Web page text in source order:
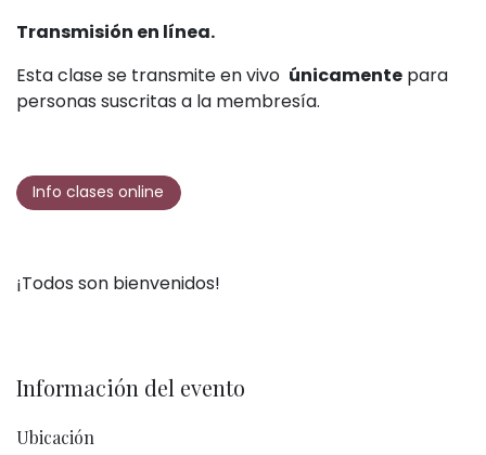
Transmisión en línea.
Esta clase se transmite en vivo únicamente para
personas suscritas a la membresía.
Info clases online
¡Todos son bienvenidos!
Información del evento
Ubicación